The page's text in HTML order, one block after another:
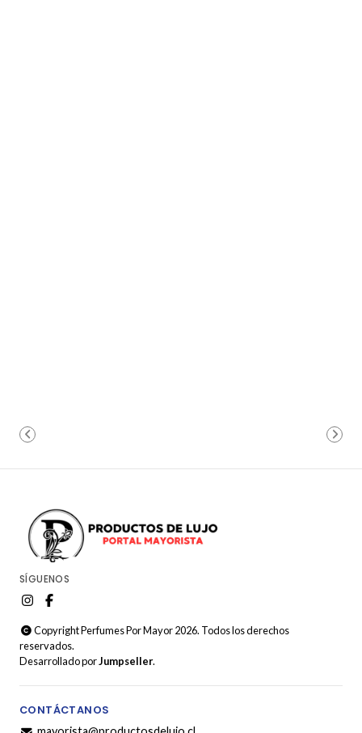
SÍGUENOS
Copyright Perfumes Por Mayor 2026. Todos los derechos
reservados.
Desarrollado porJumpseller.
CONTÁCTANOS